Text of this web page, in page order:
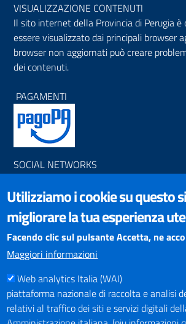
VISUALIZZAZIONE CONTENUTI
Il sito internet della Provincia di Perugia
essere visualizzato dai principali browser
browser non aggiornati può creare
dei contenuti.
PAGAMENTI
SOCIAL NETWORKS
Profilo Instagram
Canale YouTube
PNRR (Piano Nazionale di Ripresa e
Mappa del Sito
Utilizziamo i cookie su questo
migliorare la tua esperienza
Facendo clic sul pulsante Accetta, ne
Maggiori informazioni
Web analytics Italia (WAI)
piattaforma nazionale di raccolta e analisi
relativi al traffico dei siti e servizi digitali